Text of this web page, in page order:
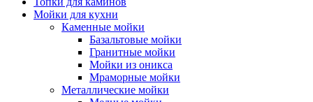
Мойки для кухни
Каменные мойки
Базальтовые мойки
Гранитные мойки
Мойки из оникса
Мраморные мойки
Металлические мойки